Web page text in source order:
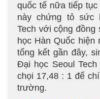
quốc tế nữa tiếp
này chứng tỏ sức
Tech với cộng đồng
học Hàn Quốc hiện
tổng kết gần đây,
Đại học Seoul
chọi 17,48 : 1 để
trường.